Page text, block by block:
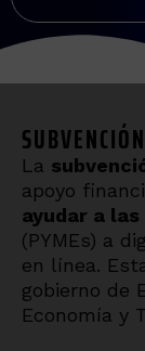
La
apoyo
ayudar a
(PYMEs) a
en línea.
gobierno de
Economía y